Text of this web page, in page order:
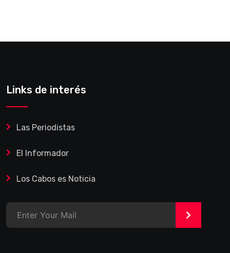
Links de interés
Las Periodistas
El Informador
Los Cabos es Noticia
>